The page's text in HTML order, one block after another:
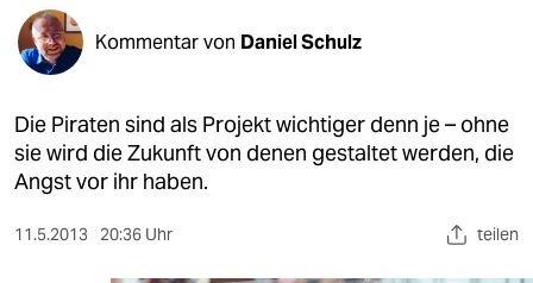
öko
gesellschaft
kultur
sport
berlin
Kommentar von Daniel Schulz
Die Piraten sind als Projekt wichtiger denn je – ohne
sie wird die Zukunft von denen gestaltet werden, die
Angst vor ihr haben.
11.5.2013 20:36 Uhr teilen